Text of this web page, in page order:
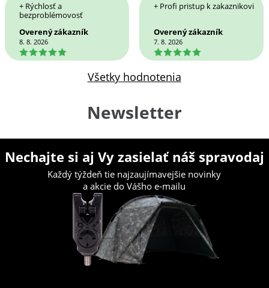
+ Rýchlosť a
bezproblémovosť
Overený zákazník
8. 8. 2026
5
+ Profi pristup k zakaznikovi
Overený zákazník
7. 8. 2026
5
Všetky hodnotenia
Newsletter
Nechajte si aj Vy zasielať náš spravodaj
Každý týždeň tie najzaujímavejšie novinky
a akcie do Vášho e-mailu